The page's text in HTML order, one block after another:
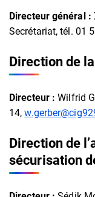
Directeur général :
Secrétariat, tél. 01
Direction de
Directeur : Wilfrid
14,
Direction de
sécurisation